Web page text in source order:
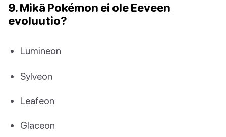
9. Mikä Pokémon ei ole Eeveen
evoluutio?
Lumineon
Sylveon
Leafeon
Glaceon